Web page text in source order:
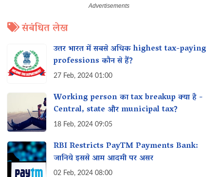
संबंधित लेख
उत्तर भारत में सबसे अधिक highest tax-paying
professions कौन से हैं?
27 Feb, 2024 01:00
Working person का tax breakup क्या है -
Central, state और municipal tax?
18 Feb, 2024 09:05
RBI Restricts PayTM Payments Bank:
जानिये इससे आम आदमी पर असर‌
02 Feb, 2024 08:00